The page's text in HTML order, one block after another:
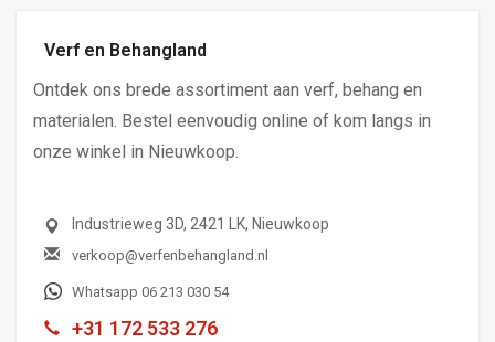
Verf en Behangland
Ontdek ons brede assortiment aan verf, behang en
materialen. Bestel eenvoudig online of kom langs in
onze winkel in Nieuwkoop.
Industrieweg 3D, 2421 LK, Nieuwkoop
verkoop@verfenbehangland.nl
Whatsapp 06 213 030 54
+31 172 533 276